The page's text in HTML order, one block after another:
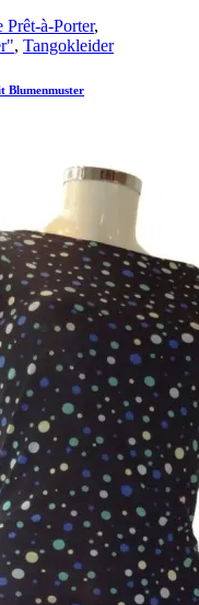
Prêt-à-Porter,
, Tangokleider
Blumenmuster